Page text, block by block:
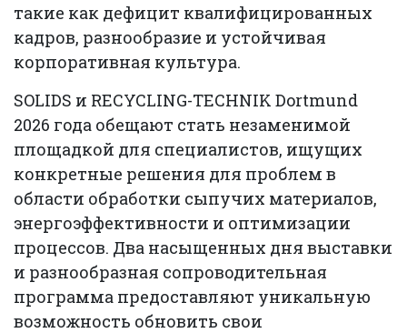
такие как дефицит квалифицированных
кадров, разнообразие и устойчивая
корпоративная культура.
SOLIDS и RECYCLING-TECHNIK Dortmund
2026 года обещают стать незаменимой
площадкой для специалистов, ищущих
конкретные решения для проблем в
области обработки сыпучих материалов,
энергоэффективности и оптимизации
процессов. Два насыщенных дня выставки
и разнообразная сопроводительная
программа предоставляют уникальную
возможность обновить свои